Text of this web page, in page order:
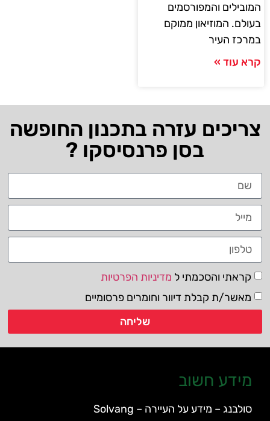
המובילים והמפורסמים
בעולם. המוזיאון ממוקם
במרכז העיר
קרא עוד »
צריכים עזרה בתכנון החופשה
בסן פרנסיסקו ?
קראתי והסכמתי ל מדיניות הפרטיות
מאשר/ת קבלת דיוור וחומרים פרסומיים
שליחה
מידע חשוב
סולבנג – מידע על העיירה – Solvang